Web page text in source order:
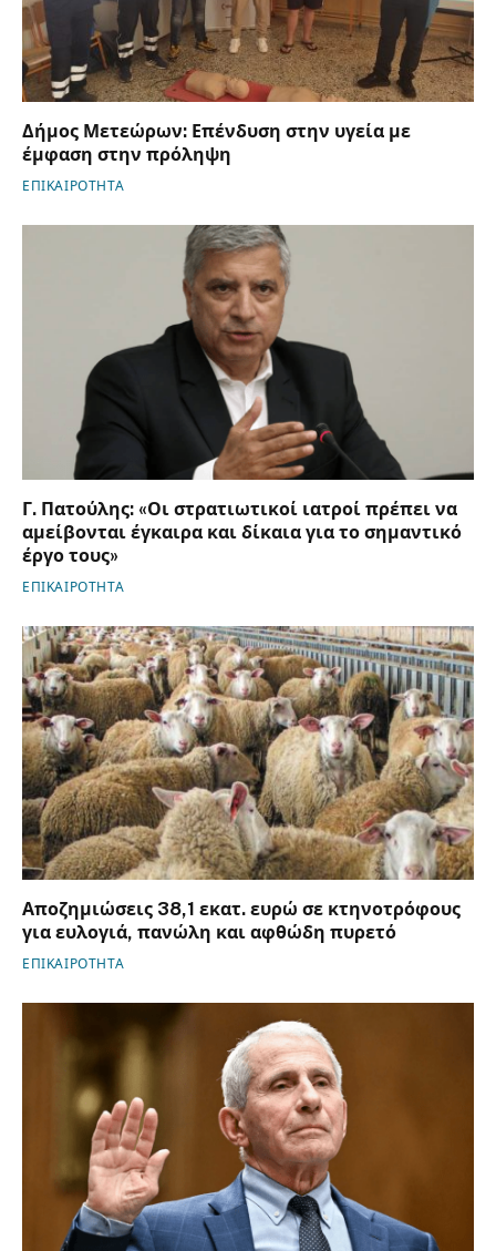
Δήμος Μετεώρων: Επένδυση στην υγεία με
έμφαση στην πρόληψη
ΕΠΙΚΑΙΡΟΤΗΤΑ
Γ. Πατούλης: «Οι στρατιωτικοί ιατροί πρέπει να
αμείβονται έγκαιρα και δίκαια για το σημαντικό
έργο τους»
ΕΠΙΚΑΙΡΟΤΗΤΑ
Αποζημιώσεις 38,1 εκατ. ευρώ σε κτηνοτρόφους
για ευλογιά, πανώλη και αφθώδη πυρετό
ΕΠΙΚΑΙΡΟΤΗΤΑ